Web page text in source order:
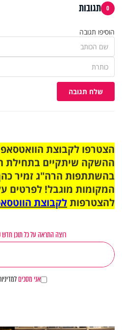
0 תגובות
הוסיפו תגובה
שלח תגובה
ההשקה שיתקיים בתחילת
בהשתתפות הרה"ג זמיר
המקומות מוגבל! לפרטים
להצטרפותלקבוצת
רוצה התראה על כל תוכן חדש
אני מסכים